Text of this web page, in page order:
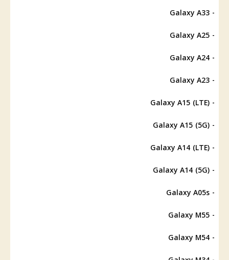
- Galaxy A33
- Galaxy A25
- Galaxy A24
- Galaxy A23
-
Galaxy A15 (LTE)
- Galaxy A15 (5G)
- Galaxy A14 (LTE)
- Galaxy A14 (5G)
- Galaxy A05s
- Galaxy M55
- Galaxy M54